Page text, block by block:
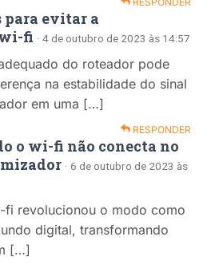
para evitar a
fi · 4 de outubro de 2023 às 14:57
do roteador pode
na estabilidade do sinal
em uma […]
RESPONDER
o wi-fi não conecta no
· 6 de outubro de 2023 às
revolucionou o modo como
digital, transformando
[…]